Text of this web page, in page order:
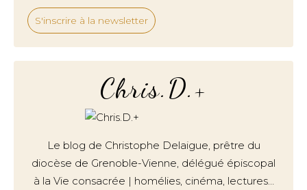
S'inscrire à la newsletter
Chris.D.+
Le blog de Christophe Delaigue, prêtre du
diocèse de Grenoble-Vienne, délégué épiscopal
à la Vie consacrée | homélies, cinéma, lectures…